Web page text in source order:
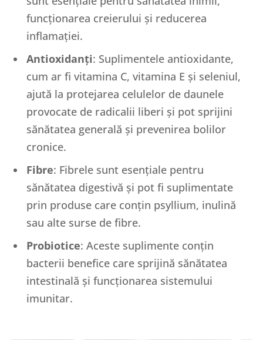
funcționarea creierului și reducerea
inflamației.
Antioxidanți: Suplimentele antioxidante,
cum ar fi vitamina C, vitamina E și seleniul,
ajută la protejarea celulelor de daunele
provocate de radicalii liberi și pot sprijini
sănătatea generală și prevenirea bolilor
cronice.
Fibre: Fibrele sunt esențiale pentru
sănătatea digestivă și pot fi suplimentate
prin produse care conțin psyllium, inulină
sau alte surse de fibre.
Probiotice: Aceste suplimente conțin
bacterii benefice care sprijină sănătatea
intestinală și funcționarea sistemului
imunitar.